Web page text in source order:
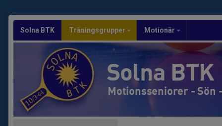
Solna BTK Träningsgrupper Motionär
Solna BTK
Motionsseniorer - Sön